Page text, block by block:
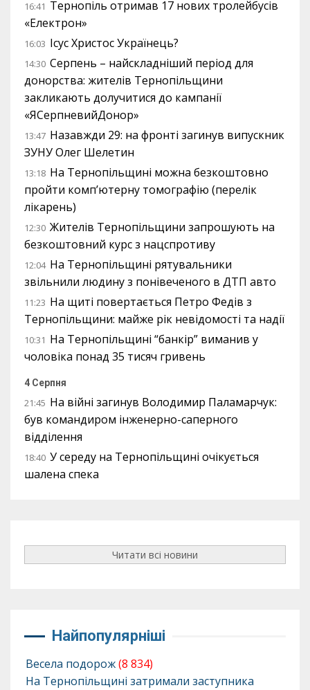
16:41 Тернопіль отримав 17 нових тролейбусів
«Електрон»
16:03 Ісус Христос Українець?
14:30 Серпень – найскладніший період для
донорства: жителів Тернопільщини
закликають долучитися до кампанії
«ЯСерпневийДонор»
13:47 Назавжди 29: на фронті загинув випускник
ЗУНУ Олег Шелетин
13:18 На Тернопільщині можна безкоштовно
пройти комп’ютерну томографію (перелік
лікарень)
12:30 Жителів Тернопільщини запрошують на
безкоштовний курс з нацспротиву
12:04 На Тернопільщині рятувальники
звільнили людину з понівеченого в ДТП авто
11:23 На щиті повертається Петро Федів з
Тернопільщини: майже рік невідомості та надії
10:31 На Тернопільщині “банкір” виманив у
чоловіка понад 35 тисяч гривень
4 Серпня
21:45 На війні загинув Володимир Паламарчук:
був командиром інженерно-саперного
відділення
18:40 У середу на Тернопільщині очікується
шалена спека
Читати всі новини
Найпопулярніші
Весела подорож(8 834)
На Тернопільщині затримали заступника